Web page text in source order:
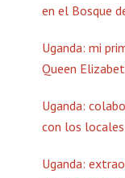
en el Bosque
Uganda: mi
Queen
Uganda:
con los locales
Uganda: